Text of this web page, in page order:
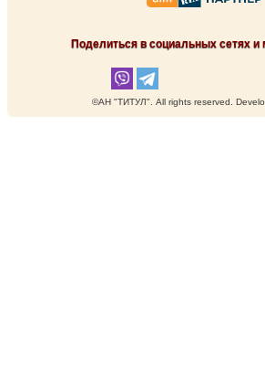
Поделиться в социальных сетях и
©АН "ТИТУЛ". Аll rights reserved.